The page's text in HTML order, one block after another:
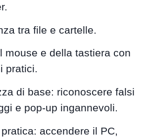
tra file e cartelle.
mouse e della tastiera con
pratici.
di base: riconoscere falsi
e pop-up ingannevoli.
accendere il PC,